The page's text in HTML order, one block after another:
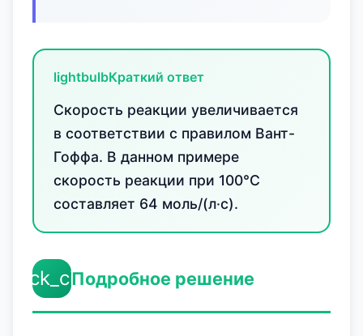
lightbulbКраткий ответ
Скорость реакции увеличивается
в соответствии с правилом Вант-
Гоффа. В данном примере
скорость реакции при 100°C
составляет 64 моль/(л·с).
Подробное решение